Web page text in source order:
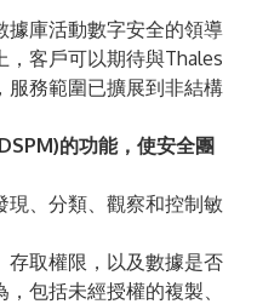
據庫活動數字安全的領導
，客戶可以期待與Thales
服務範圍已擴展到非結構
DSPM)的功能，使安全團
現、分類、觀察和控制敏
存取權限，以及數據是否
包括未經授權的複製、